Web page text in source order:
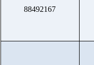
88492167